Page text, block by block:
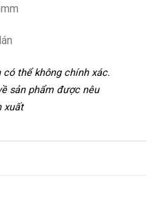
thể không chính xác.
sản phẩm được nêu
xuất